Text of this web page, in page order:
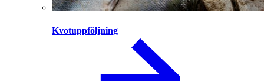
Kvotuppföljning